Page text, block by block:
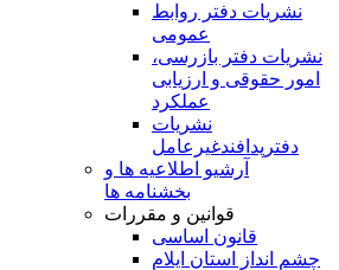
نشریات دفتر روابط
عمومی
نشريات دفتر بازرسی،
امور حقوقی و ارزيابی
عملکرد
نشريات
دفترپدافندغيرعامل
آرشیو اطلاعیه ها و
بخشنامه ها
قوانین و مقررات
قانون اساسی
چشم انداز استان ایلام